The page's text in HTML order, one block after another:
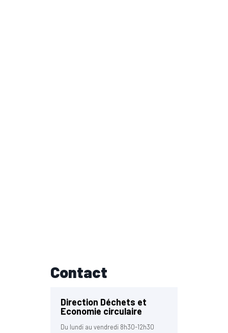
Contact
Direction Déchets et
Economie circulaire
Du lundi au vendredi 8h30-12h30